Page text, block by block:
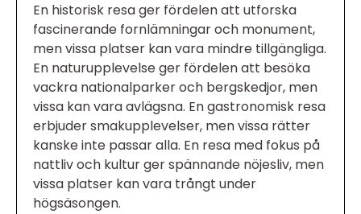
En historisk resa ger fördelen att utforska
fascinerande fornlämningar och monument,
men vissa platser kan vara mindre tillgängliga.
En naturupplevelse ger fördelen att besöka
vackra nationalparker och bergskedjor, men
vissa kan vara avlägsna. En gastronomisk resa
erbjuder smakupplevelser, men vissa rätter
kanske inte passar alla. En resa med fokus på
nattliv och kultur ger spännande nöjesliv, men
vissa platser kan vara trångt under
högsäsongen.